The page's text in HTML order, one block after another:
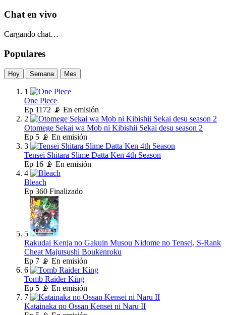
Chat en vivo
Cargando chat…
Populares
Hoy Semana Mes
1
One Piece
Ep 1172 📡 En emisión
2
Otomege Sekai wa Mob ni Kibishii Sekai desu season 2
Ep 5 📡 En emisión
3
Tensei Shitara Slime Datta Ken 4th Season
Ep 16 📡 En emisión
4
Bleach
Ep 360 Finalizado
5
Rakudai Kenja no Gakuin Musou Nidome no Tensei, S-Rank
Cheat Majutsushi Boukenroku
Ep 7 📡 En emisión
6
Tomb Raider King
Ep 5 📡 En emisión
7
Katainaka no Ossan Kensei ni Naru II